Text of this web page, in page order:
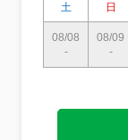
土 日
08/08
-
08/09
-